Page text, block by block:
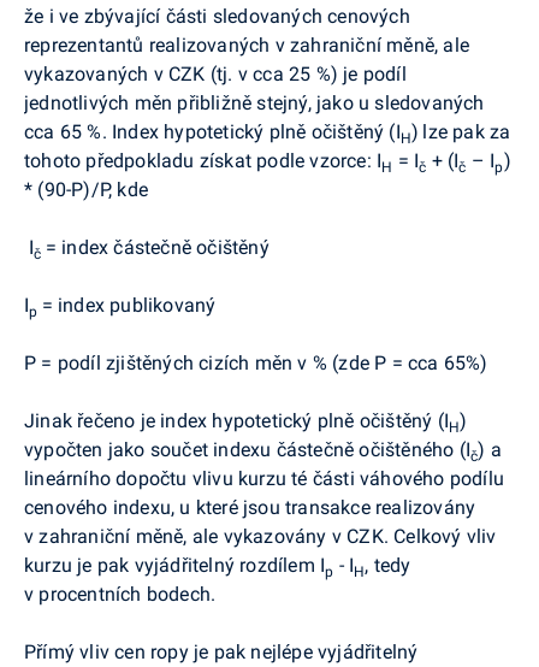
že i ve zbývající části sledovaných cenových
reprezentantů realizovaných v zahraniční měně, ale
vykazovaných v CZK (tj. v cca 25 %) je podíl
jednotlivých měn přibližně stejný, jako u sledovaných
cca 65 %. Index hypotetický plně očištěný (IH) lze pak za
tohoto předpokladu získat podle vzorce: IH = Ič + (Ič – Ip)
* (90-P)/P, kde
Ič = index částečně očištěný
Ip = index publikovaný
P = podíl zjištěných cizích měn v % (zde P = cca 65%)
Jinak řečeno je index hypotetický plně očištěný (IH)
vypočten jako součet indexu částečně očištěného (Ič) a
lineárního dopočtu vlivu kurzu té části váhového podílu
cenového indexu, u které jsou transakce realizovány
v zahraniční měně, ale vykazovány v CZK. Celkový vliv
kurzu je pak vyjádřitelný rozdílem Ip - IH, tedy
v procentních bodech.
Přímý vliv cen ropy je pak nejlépe vyjádřitelný